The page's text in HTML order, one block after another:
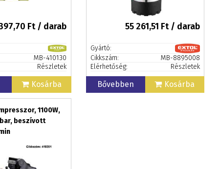
Ft / darab
MB-410130
Részletek
Kosárba
55 261,51 Ft / darab
Gyártó:
Cikkszám:
MB-8895008
Elérhetőség:
Részletek
Bővebben Kosárba
1100W,
beszívott